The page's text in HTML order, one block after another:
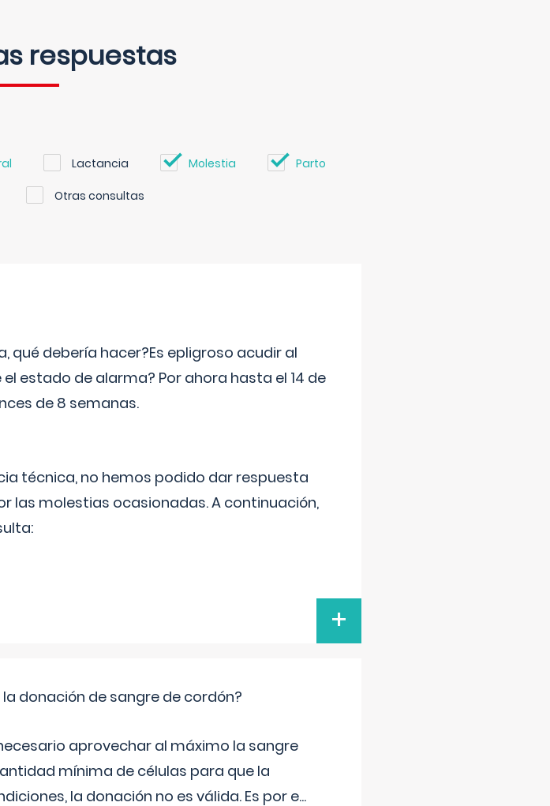
respuestas
Lactancia Molestia Parto
Otras consultas
qué debería hacer?Es epligroso acudir al
estado de alarma? Por ahora hasta el 14 de
de 8 semanas.
técnica, no hemos podido dar respuesta
las molestias ocasionadas. A continuación,
+
donación de sangre de cordón?
aprovechar al máximo la sangre
mínima de células para que la
la donación no es válida. Es por e...